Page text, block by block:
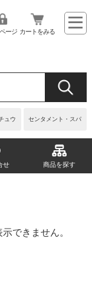
ュウ センタメント・スパ
ージ カートをみる
せ 商品を探す
できません。